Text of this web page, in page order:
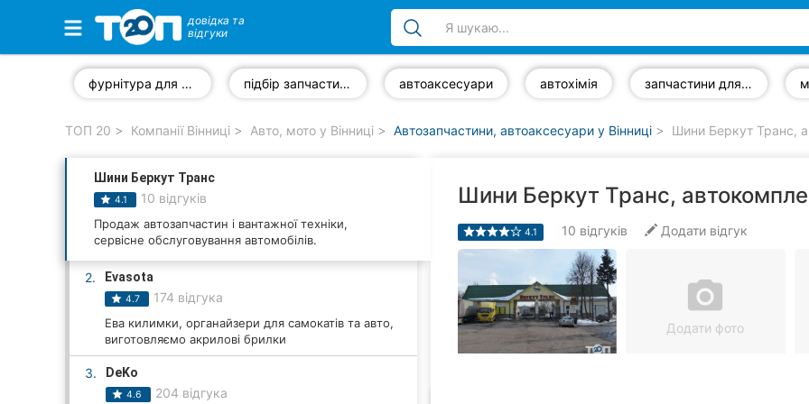
Обрані компанії
Стоматології
Ветеринарні клініки
Приватні клініки
Всі рубрики
довідка та
відгуки
фурнітура для автомобілів підбір запчастин за VIN-кодом автоаксесуари автохімія запчастини для легкових автомобілів
ТОП 20 Компанії Вінниці Авто, мото у Вінниці Автозапчастини, автоаксесуари у Вінниці Шини Беркут Транс,
Шини Беркут Транс
4.1 10 відгуків
Продаж автозапчастин і вантажної техніки,
сервісне обслуговування автомобілів.
2. Evasota
4.7 174 відгука
Ева килимки, органайзери для самокатів та авто,
виготовляємо акрилові брилки
3. DeKo
4.6 204 відгука
Шини Беркут Транс,
4.1 10 відгуків Додати відгук
camera_alt
Додати фото